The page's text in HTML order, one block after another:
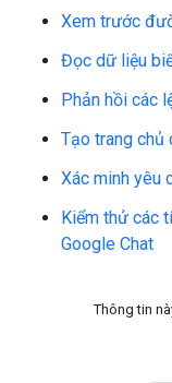
Xem trước
Đọc dữ liệu
Phản hồi các
Tạo trang chủ
Xác minh yêu
Kiểm thử các
Google Chat
Thông tin